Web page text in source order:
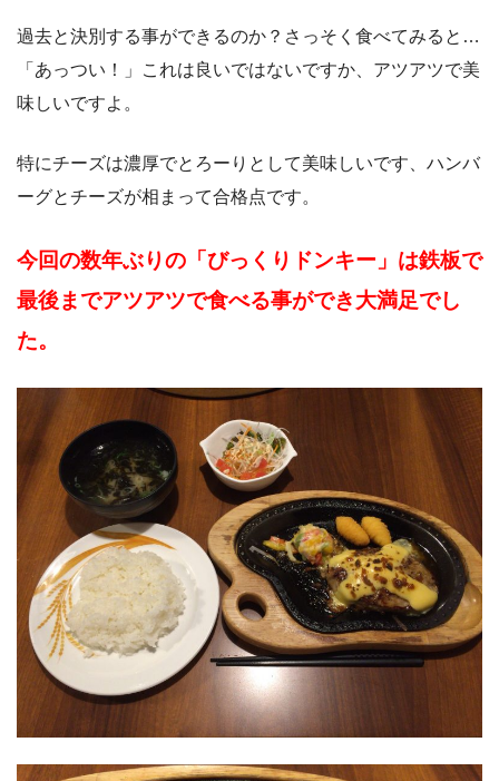
過去と決別する事ができるのか？さっそく食べてみると…
「あっつい！」これは良いではないですか、アツアツで美
味しいですよ。
特にチーズは濃厚でとろーりとして美味しいです、ハンバ
ーグとチーズが相まって合格点です。
今回の数年ぶりの「びっくりドンキー」は鉄板で
最後までアツアツで食べる事ができ大満足でし
た。